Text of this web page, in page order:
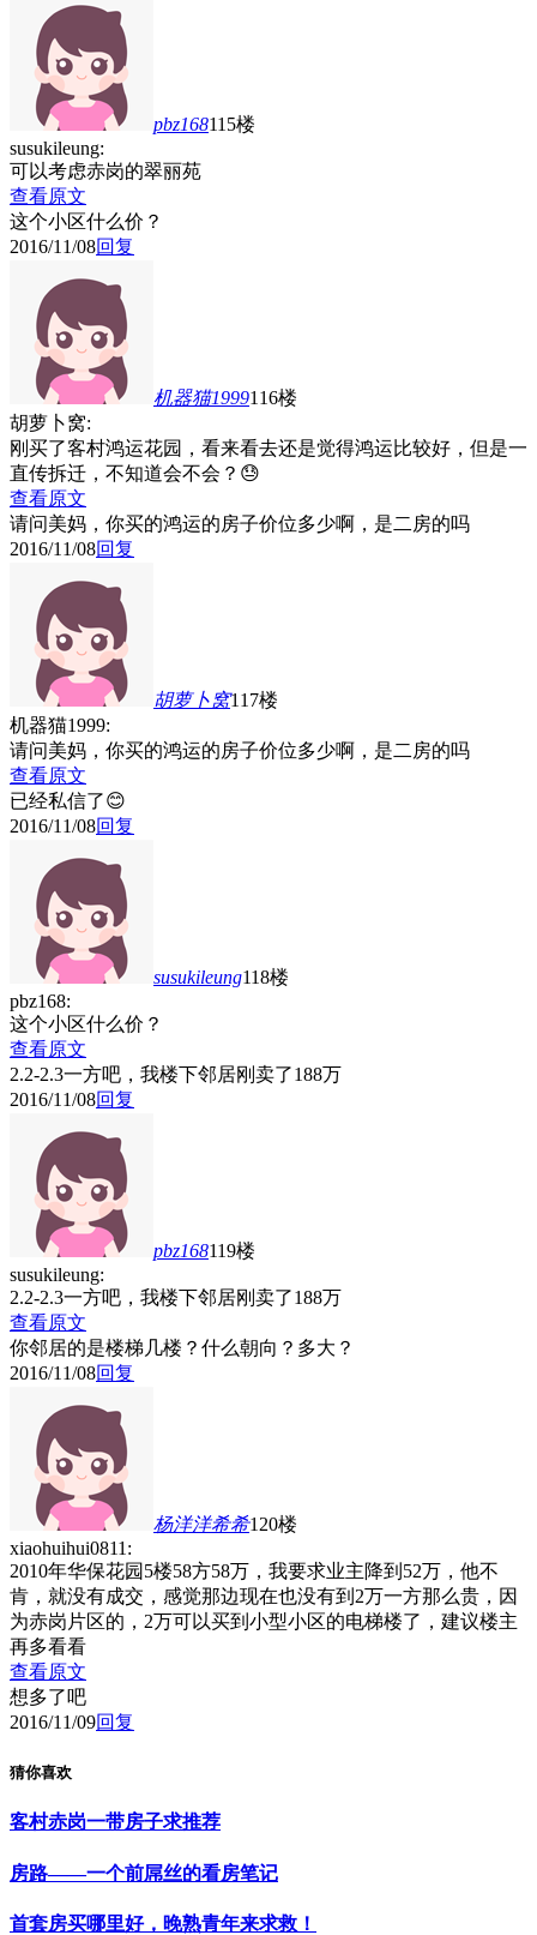
pbz168115楼
susukileung:
可以考虑赤岗的翠丽苑
查看原文
这个小区什么价？
2016/11/08回复
机器猫1999116楼
胡萝卜窝:
刚买了客村鸿运花园，看来看去还是觉得鸿运比较好，但是一
直传拆迁，不知道会不会？😓
查看原文
请问美妈，你买的鸿运的房子价位多少啊，是二房的吗
2016/11/08回复
胡萝卜窝117楼
机器猫1999:
请问美妈，你买的鸿运的房子价位多少啊，是二房的吗
查看原文
已经私信了😊
2016/11/08回复
susukileung118楼
pbz168:
这个小区什么价？
查看原文
2.2-2.3一方吧，我楼下邻居刚卖了188万
2016/11/08回复
pbz168119楼
susukileung:
2.2-2.3一方吧，我楼下邻居刚卖了188万
查看原文
你邻居的是楼梯几楼？什么朝向？多大？
2016/11/08回复
杨洋洋希希120楼
xiaohuihui0811:
2010年华保花园5楼58方58万，我要求业主降到52万，他不
肯，就没有成交，感觉那边现在也没有到2万一方那么贵，因
为赤岗片区的，2万可以买到小型小区的电梯楼了，建议楼主
再多看看
查看原文
想多了吧
2016/11/09回复
猜你喜欢
客村赤岗一带房子求推荐
房路——一个前屌丝的看房笔记
首套房买哪里好，晚熟青年来求救！